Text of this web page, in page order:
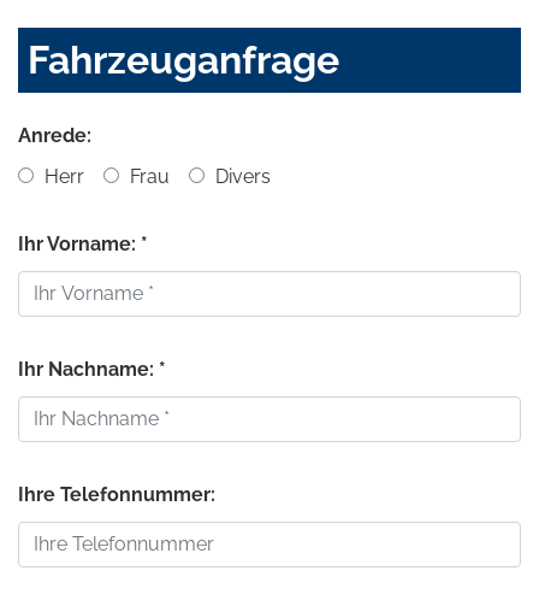
Fahrzeuganfrage
Anrede:
Herr
Frau Divers
Ihr Vorname: *
Ihr Nachname: *
Ihre Telefonnummer: